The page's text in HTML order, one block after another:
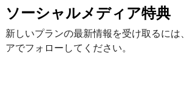
ソーシャルメディア特典
新しいプランの最新情報を受け取るには
アでフォローしてください。